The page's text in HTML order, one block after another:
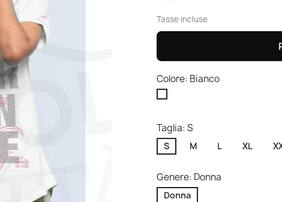
Tasse incluse
Colore: Bianco
Taglia: S
S M L XL
Genere: Donna
Donna